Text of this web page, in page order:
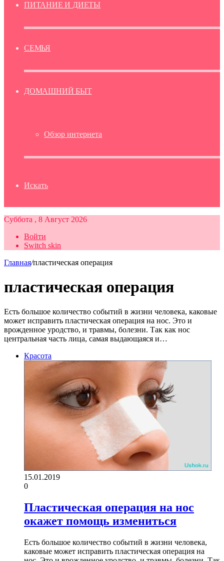
ПИТАНИЕ И ДИЕТЫ
СЕМЬЯ
ДОМАШНИЙ БЫТ
Обзор интернета
Искать
Суббота , 8 Август 2026
Войти
Switch skin
Главная/пластическая операция
пластическая операция
Есть большое количество событий в жизни человека, каковые
может исправить пластическая операция на нос. Это и
врожденное уродство, и травмы, болезни. Так как нос
центральная часть лица, самая выдающаяся и…
Красота
15.01.2019
0
Пластическая операция на нос
окажет помощь измениться
Есть большое количество событий в жизни человека,
каковые может исправить пластическая операция на